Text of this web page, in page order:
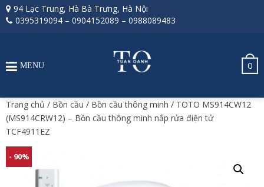
94 Lạc Trung, Hà Bà Trưng, Hà Nội
0395319094 – 0904152089 – 0988089483
0
MENU
Trang chủ / Bồn cầu / Bồn cầu thông minh / TOTO MS914CW12
(MS914CRW12) – Bồn cầu thông minh nắp rửa điện tử
TCF4911EZ
- 90%